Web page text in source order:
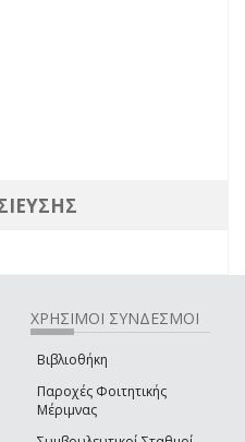
filter
ΧΡΗΣΙΜΟΙ ΣΥΝΔΕΣΜΟΙ
Βιβλιοθήκη
Παροχές Φοιτητικής
Μέριμνας